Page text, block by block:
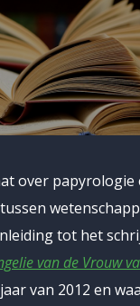
over papyrologie
tot het
van de Vrouw
van 2012 en